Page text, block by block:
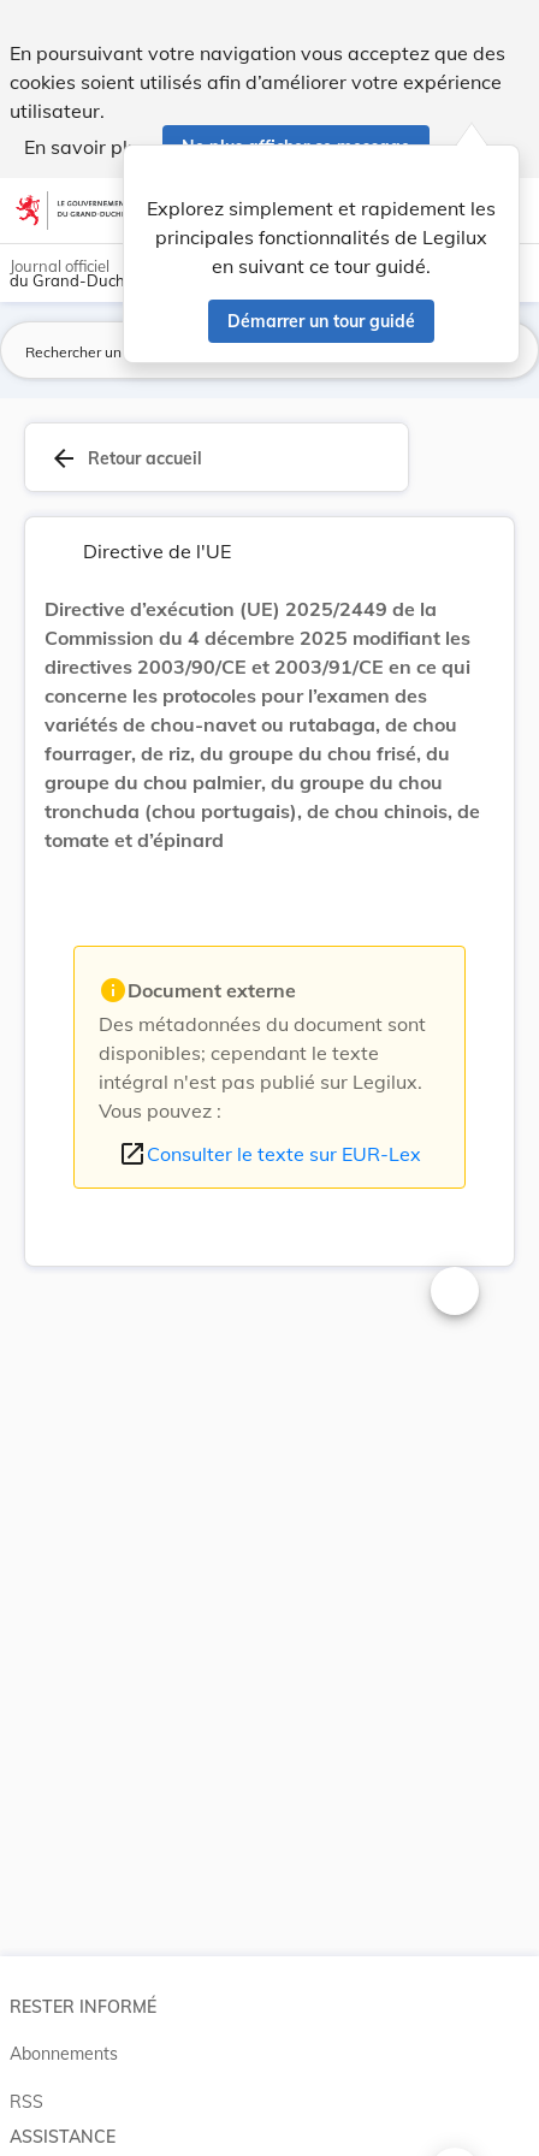
En poursuivant votre navigation vous acceptez que des
cookies soient utilisés afin d’améliorer votre expérience
utilisateur.
En savoir plus
Ne plus afficher ce message
Aller au contenu account_circle help Aide
Explorez simplement et rapidement les
principales fonctionnalités de Legilux
en suivant ce tour guidé.
Démarrer un tour guidé
light_mode dark_mode
Journal officiel
du Grand-Duché de Luxembourg
arrow_back Retour accueil
Directive de l'UE
Directive d’exécution (UE) 2025/2449 de la
Commission du 4 décembre 2025 modifiant les
directives 2003/90/CE et 2003/91/CE en ce qui
concerne les protocoles pour l’examen des
variétés de chou-navet ou rutabaga, de chou
fourrager, de riz, du groupe du chou frisé, du
groupe du chou palmier, du groupe du chou
tronchuda (chou portugais), de chou chinois, de
tomate et d’épinard
infoDocument externe
Des métadonnées du document sont
disponibles; cependant le texte
intégral n'est pas publié sur Legilux.
Vous pouvez :
open_in_new Consulter le texte sur EUR-Lex
Changer la
RESTER INFORMÉ
Abonnements
RSS
ASSISTANCE